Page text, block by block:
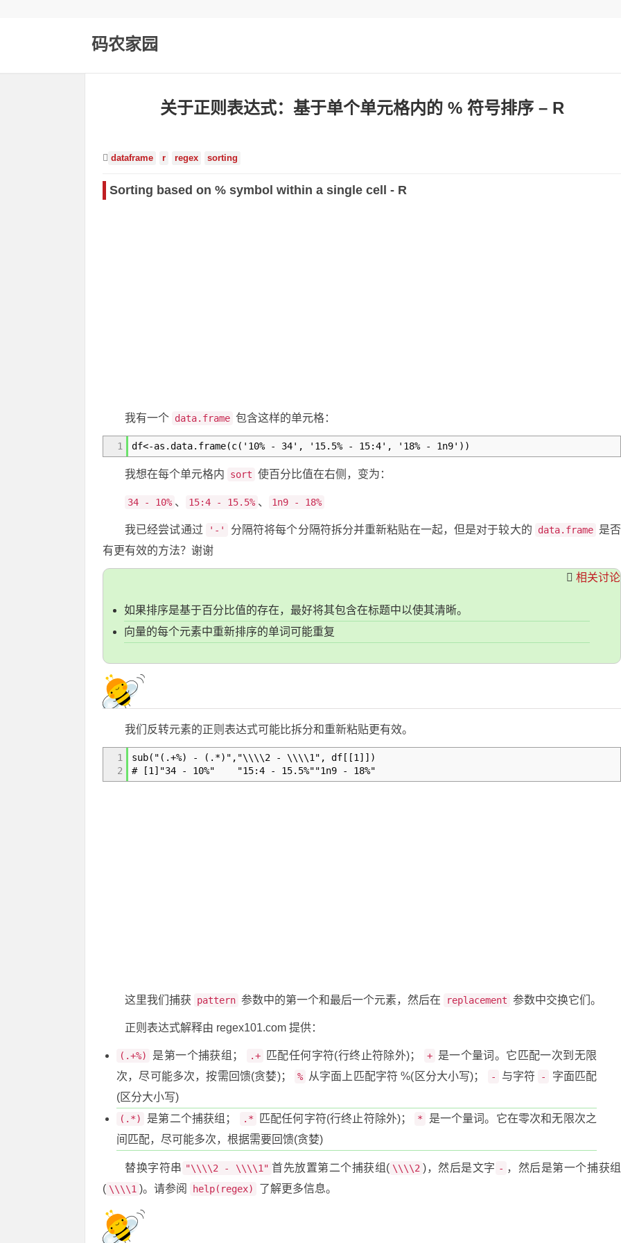
码农家园
关于正则表达式：基于单个单元格内的 % 符号排序 – R
dataframe r regex sorting
Sorting based on % symbol within a single cell - R
我有一个 data.frame 包含这样的单元格：
1 df<-as.data.frame(c('10% - 34', '15.5% - 15:4', '18% - 1n9'))
我想在每个单元格内 sort 使百分比值在右侧，变为：
34 - 10% 、 15:4 - 15.5% 、 1n9 - 18%
我已经尝试通过 '-' 分隔符将每个分隔符拆分并重新粘贴在一起，但是对于较大的 data.frame 是否
有更有效的方法？谢谢
相关讨论
如果排序是基于百分比值的存在，最好将其包含在标题中以使其清晰。
向量的每个元素中重新排序的单词可能重复
我们反转元素的正则表达式可能比拆分和重新粘贴更有效。
1
2
sub("(.+%) - (.*)","\\\\2 - \\\\1", df[[1]])
# [1]"34 - 10%" "15:4 - 15.5%""1n9 - 18%"
这里我们捕获 pattern 参数中的第一个和最后一个元素，然后在 replacement 参数中交换它们。
正则表达式解释由 regex101.com 提供：
(.+%) 是第一个捕获组； .+ 匹配任何字符(行终止符除外)； + 是一个量词。它匹配一次到无限
次，尽可能多次，按需回馈(贪婪)；
% 从字面上匹配字符 %(区分大小写)； - 与字符 -
字面匹配
(区分大小写)
(.*) 是第二个捕获组； .* 匹配任何字符(行终止符除外)； *
是一个量词。它在零次和无限次之
间匹配，尽可能多次，根据需要回馈(贪婪)
替换字符串 "\\\\2 - \\\\1" 首先放置第二个捕获组( \\\\2 )，然后是文字 - ，然后是第一个捕获组
( \\\\1 )。请参阅 help(regex) 了解更多信息。